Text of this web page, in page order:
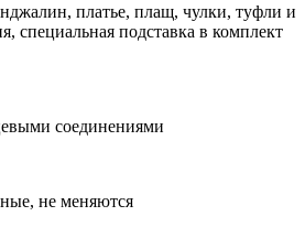
платье, плащ, чулки, туфли и
специальная подставка в комплект
соединениями
не меняются